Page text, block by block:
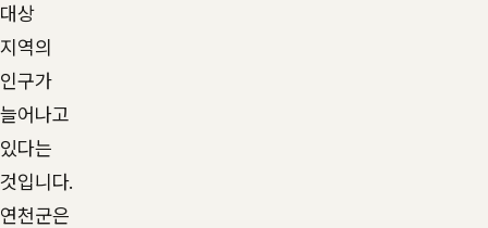
대상
지역의
인구가
늘어나고
있다는
것입니다.
연천군은